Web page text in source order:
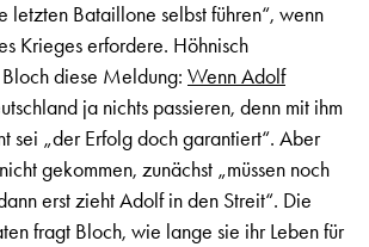
letzten Bataillone selbst führen“, wenn
Krieges erfordere. Höhnisch
diese Meldung: Wenn Adolf
ja nichts passieren, denn mit ihm
sei „der Erfolg doch garantiert“. Aber
gekommen, zunächst „müssen noch
erst zieht Adolf in den Streit“. Die
fragt Bloch, wie lange sie ihr Leben für